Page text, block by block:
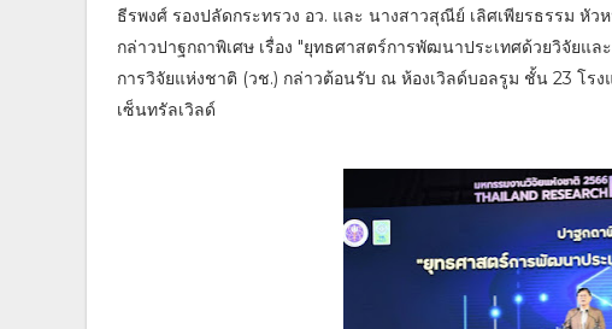
ธีรพงศ์ รองปลัดกระทรวง อว. และ นางสาวสุณีย์ เลิศเพียรธรรม หัว
กล่าวปาฐกถาพิเศษ เรื่อง "ยุทธศาสตร์การพัฒนาประเทศด้วยวิจัยแ
การวิจัยแห่งชาติ (วช.) กล่าวต้อนรับ ณ ห้องเวิลด์บอลรูม ชั้น 23 โร
เซ็นทรัลเวิลด์